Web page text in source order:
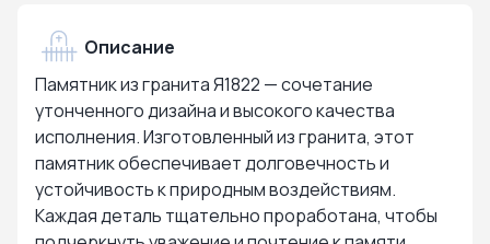
Описание
Памятник из гранита Я1822 — сочетание
утонченного дизайна и высокого качества
исполнения. Изготовленный из гранита, этот
памятник обеспечивает долговечность и
устойчивость к природным воздействиям.
Каждая деталь тщательно проработана, чтобы